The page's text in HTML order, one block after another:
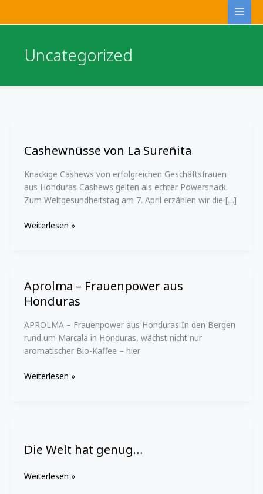
Uncategorized
Cashewnüsse von La Sureñita
Knackige Cashews von erfolgreichen Geschäftsfrauen
aus Honduras Cashews gelten als echter Powersnack.
Zum Weltgesundheitstag am 7. April erzählen wir die […]
La
Weiterlesen »
Aprolma – Frauenpower aus
Honduras
APROLMA – Frauenpower aus Honduras In den Bergen
rund um Marcala in Honduras, wächst nicht nur
aromatischer Bio-Kaffee – hier
Aprolma
–
aus
Honduras
Weiterlesen »
Die Welt hat genug…
hat
Weiterlesen »